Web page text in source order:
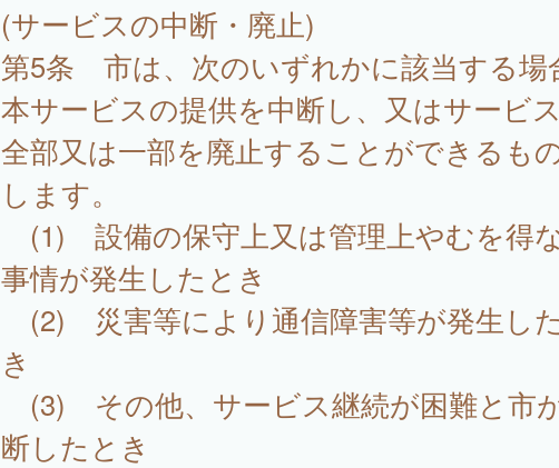
(サービスの中断・廃止)
第5条 市は、次のいずれかに該当する場
本サービスの提供を中断し、又はサービ
全部又は一部を廃止することができるも
します。
(1) 設備の保守上又は管理上やむを得
事情が発生したとき
(2) 災害等により通信障害等が発生し
き
(3) その他、サービス継続が困難と市
断したとき